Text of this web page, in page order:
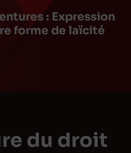
: Expression
forme de laïcité
du droit